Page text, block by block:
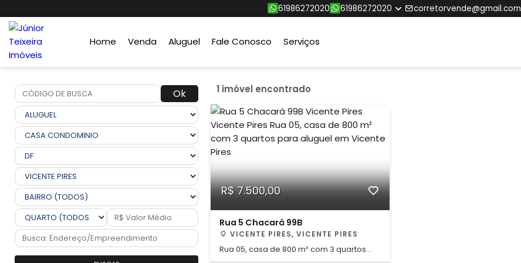
61986272020 61986272020 corretorvende@gmail.com
Home Venda Aluguel Fale Conosco Serviços
Ok 1 imóvel encontrado
R$ 7.500,00
Rua 5 Chacará 99B
VICENTE PIRES, VICENTE PIRES
Rua 05, casa de 800 m² com 3 quartos